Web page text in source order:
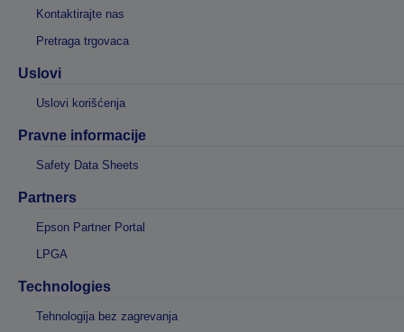
Kontaktirajte nas
Pretraga trgovaca
Uslovi
Uslovi korišćenja
Pravne informacije
Safety Data Sheets
Partners
Epson Partner Portal
LPGA
Technologies
Tehnologija bez zagrevanja